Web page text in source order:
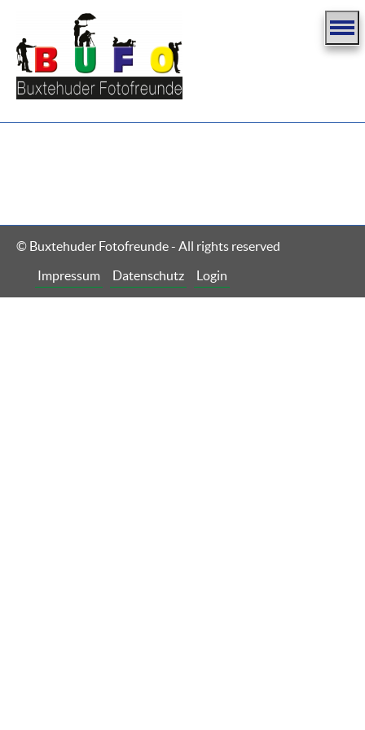
© Buxtehuder Fotofreunde - All rights reserved
Navigation
überspringen
Impressum Datenschutz Login